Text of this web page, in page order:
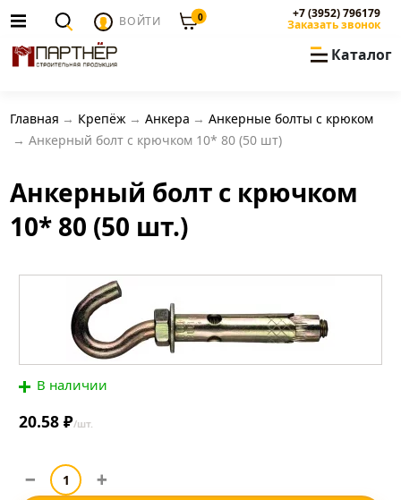
ВОЙТИ 0 +7 (3952) 796179
Заказать звонок
Каталог
Главная Крепёж Анкера
Анкерные болты с крюком
Анкерный болт с крючком 10* 80 (50 шт)
Анкерный болт с крючком
10* 80 (50 шт.)
В наличии
20.58 ₽/шт.